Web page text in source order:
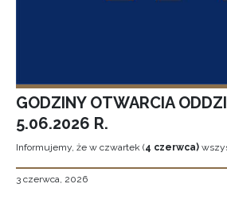
GODZINY OTWARCIA
5.06.2026 R.
Informujemy, że w czwartek (4 czerwca)
3 czerwca, 2026